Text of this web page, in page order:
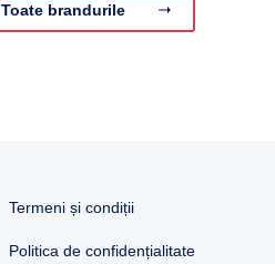
Toate brandurile
Termeni și condiții
Politica de confidențialitate